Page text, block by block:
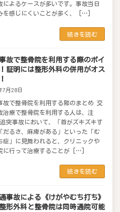
によるケースが多いです。事故当日
を感じにくいことが多く、 […]
続きを読む
故で整骨院を利用する際のポイ
証明には整形外科の併用がオス
7月28日
故で整骨院を利用する際のまとめ 交
治療で整骨院を利用する人は、注
突事故において、「首がズキズキす
だるさ、麻痺がある」といった「む
症」に見舞われると、クリニックや
に行って治療することが […]
続きを読む
事故による《けがやむち打ち》
形外科と整骨院は同時通院可能